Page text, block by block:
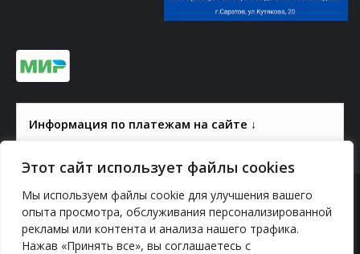
Этот сайт использует файлы cookies
Мы используем файлы cookie для улучшения вашего
опыта просмотра, обслуживания персонализированной
рекламы или контента и анализа нашего трафика.
Нажав «Принять все», вы соглашаетесь с
Информация по платежам на сайте ↓
© 2000-2026, ГАУК СОМ КВЦ
Политика конфиденциальности